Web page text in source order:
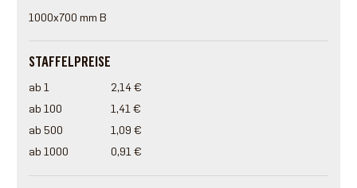
1000x700 mm B
STAFFELPREISE
ab 1
2,14 €
ab 100
1,41 €
ab 500
1,09 €
ab 1000
0,91 €